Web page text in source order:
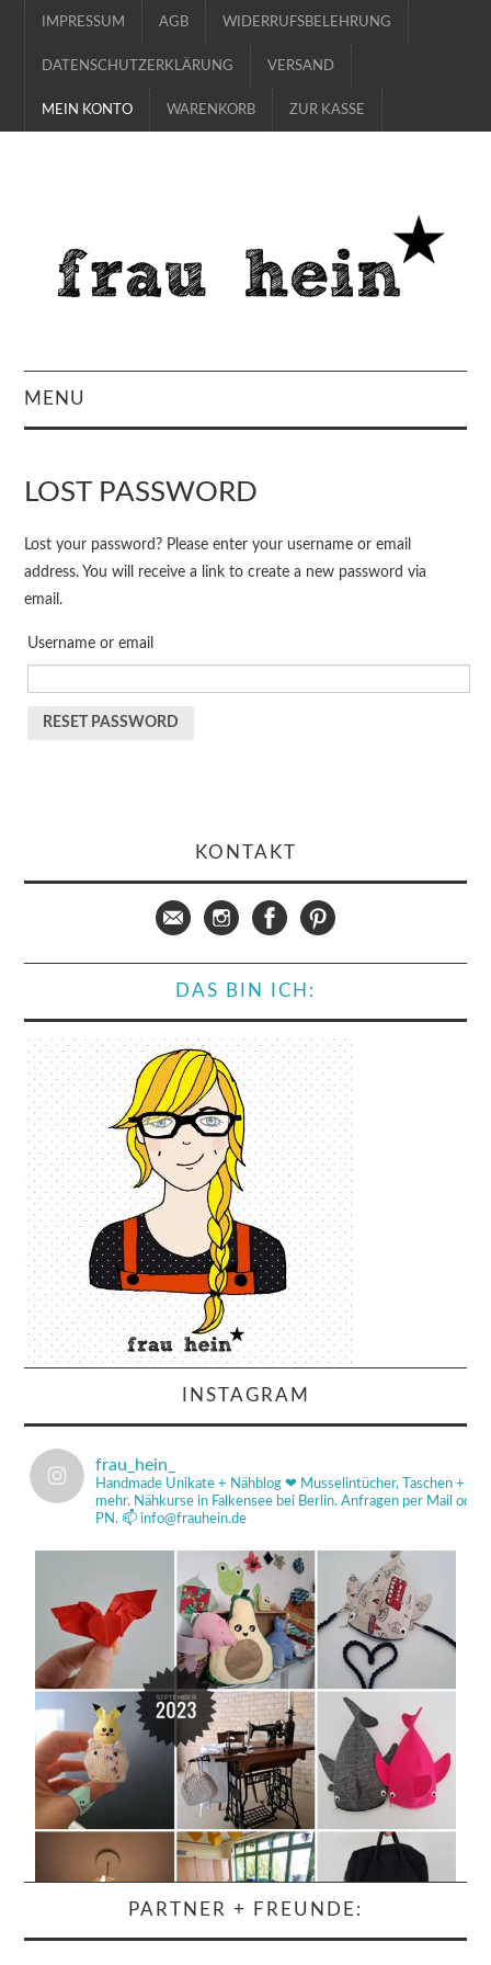
IMPRESSUM AGB WIDERRUFSBELEHRUNG
DATENSCHUTZERKLÄRUNG VERSAND
MEIN KONTO WARENKORB ZUR KASSE
MENU
ÜBER MICH
LOST PASSWORD
Lost your password? Please enter your username or email
address. You will receive a link to create a new password via
email.
Username or email
RESET PASSWORD
KONTAKT
DAS BIN ICH:
INSTAGRAM
frau_hein_
Handmade Unikate + Nähblog ❤ Musselintücher, Taschen +
mehr. Nähkurse in Falkensee bei Berlin. Anfragen per Mail od
PN. 📫 info@frauhein.de
PARTNER + FREUNDE: